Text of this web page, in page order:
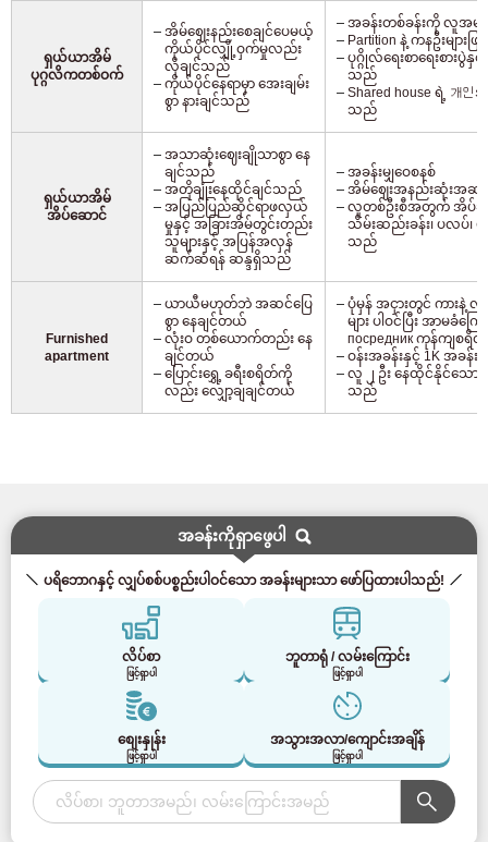
ရှယ်ယာအိမ်
ပုဂ္ဂလိကတစ်ဝက်
အိမ်ဈေးနည်းစေချင်ပေမယ့်
ကိုယ်ပိုင်လျှို့ဝှက်မှုလည်း
လိုချင်သည်
ကိုယ်ပိုင်နေရာမှာ အေးချမ်း
စွာ နားချင်သည်
အခန်းတစ်ခန်းကို လူအမျာ
Partition နဲ့ ကနဦးများ
ပုဂ္ဂိုလ်ရေးစာရေးစားပွဲနှ
သည်
Shared house ရဲ့ 개인
သည်
ရှယ်ယာအိမ်
အိပ်ဆောင်
အသာဆုံးဈေးချိုသာစွာ နေ
ချင်သည်
အတိုချုံးနေထိုင်ချင်သည်
အပြည်ပြည်ဆိုင်ရာဖလှယ်
မှုနှင့် အခြားအိမ်တွင်းတည်း
သူများနှင့် အပြန်အလှန်
ဆက်ဆံရန် ဆန္ဒရှိသည်
အခန်းမျှဝေစနစ်
အိမ်ဈေးအနည်းဆုံးအဆ
လူတစ်ဦးစီအတွက် အိပ်ခန်
သိမ်းဆည်းခန်း၊ ပလပ်၊ မီး
သည်
Furnished
apartment
ယာယီမဟုတ်ဘဲ အဆင်ပြေ
စွာ နေချင်တယ်
လုံးဝ တစ်ယောက်တည်း နေ
ချင်တယ်
ပြောင်းရွှေ့ ခရီးစရိတ်ကို
လည်း လျှော့ချချင်တယ်
ပုံမှန် အငှားတွင် ကားနဲ့
များ ပါဝင်ပြီး အာမခံကြေ
посредник ကုန်ကျစရိတ်
ဝန်းအခန်းနှင့် 1K အခန်းမ
လူ ၂ ဦး နေထိုင်နိုင်သော အခ
သည်
အခန်းကိုရှာဖွေပါ
ပရိဘောဂနှင့် လျှပ်စစ်ပစ္စည်းပါဝင်သော အခန်းများသာ ဖော်ပြထားပါသည်!
လိပ်စာ
ဖြင့်ရှာပါ
ဘူတာရုံ / လမ်းကြောင်း
ဖြင့်ရှာပါ
စျေးနှုန်း
ဖြင့်ရှာပါ
အသွားအလာ/ကျောင်းအချိန်
ဖြင့်ရှာပါ